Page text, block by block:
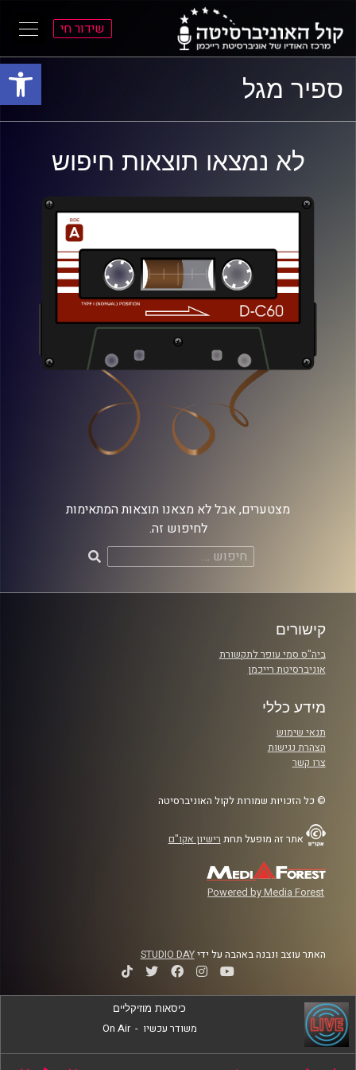
פתח
התפריט
הראשי
התוכן
הראשי
שידור חי
ספיר מגל
לא נמצאו תוצאות חיפוש
מצטערים, אבל לא מצאנו תוצאות המתאימות
לחיפוש זה.
חיפוש:
קישורים
ביה"ס סמי עופר לתקשורת
אוניברסיטת רייכמן
מידע כללי
תנאי שימוש
הצהרת נגישות
צרו קשר
© כל הזכויות שמורות לקול האוניברסיטה
אתר זה מופעל תחת רישיון אקו"ם
Powered by Media Forest
האתר עוצב ונבנה באהבה על ידיSTUDIO DAY
כיסאות מוזיקליים
משודר עכשיו -
On Air